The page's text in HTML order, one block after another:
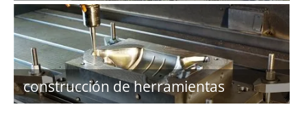
construcción de herramientas